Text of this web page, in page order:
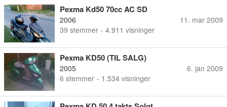
Pexma Kd50 70cc AC SD
2006
39 stemmer - 4.911 visninger
11. mar 2009
Pexma KD50 (TIL SALG)
2005
6 stemmer - 1.534 visninger
6. jan 2009